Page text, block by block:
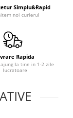
Simplu&Rapid
noi curierul
Rapida
la tine in 1-2 zile
lucratoare